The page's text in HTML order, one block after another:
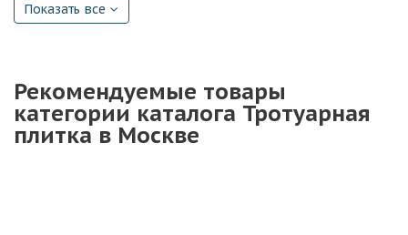
Показать все
Рекомендуемые товары
категории каталога Тротуарная
плитка в Москве